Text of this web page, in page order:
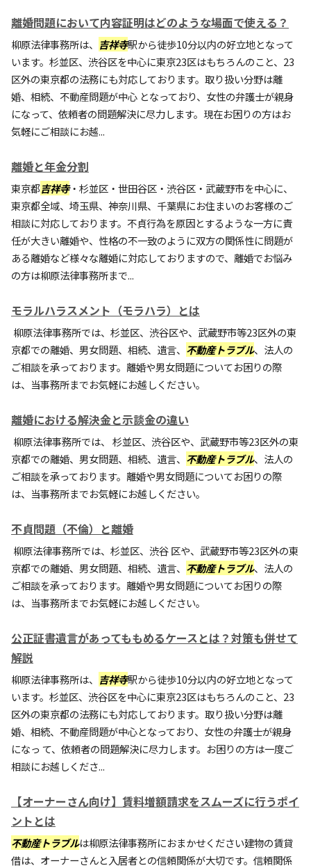
離婚問題において内容証明はどのような場面で使える？
柳原法律事務所は、 吉祥寺駅から徒歩10分以内の好立地となって
います。杉並区、渋谷区を中心に東京23区はもちろんのこと、23
区外の東京都の法務にも対応しております。取り扱い分野は離
婚、相続、不動産問題が中心 となっており、女性の弁護士が親身
になって、依頼者の問題解決に尽力します。現在お困りの方はお
気軽にご相談にお越...
離婚と年金分割
東京都吉祥寺・杉並区・世田谷区・渋谷区・武蔵野市を中心に、
東京都全域、埼玉県、神奈川県、千葉県にお住まいのお客様のご
相談に対応しております。不貞行為を原因とするような一方に責
任が大きい離婚や、性格の不一致のように双方の関係性に問題が
ある離婚など様々な離婚に対応しておりますので、離婚でお悩み
の方は柳原法律事務所まで...
モラルハラスメント（モラハラ）とは
柳原法律事務所では、杉並区、渋谷区や、武蔵野市等23区外の東
京都での離婚、男女問題、相続、遺言、 不動産トラブル、法人の
ご相談を承っております。離婚や男女問題についてお困りの際
は、当事務所までお気軽にお越しください。
離婚における解決金と示談金の違い
柳原法律事務所では、 杉並区、渋谷区や、武蔵野市等23区外の東
京都での離婚、男女問題、相続、遺言、 不動産トラブル、法人の
ご相談を承っております。離婚や男女問題についてお困りの際
は、当事務所までお気軽にお越しください。
不貞問題（不倫）と離婚
柳原法律事務所では、杉並区、渋谷 区や、武蔵野市等23区外の東
京都での離婚、男女問題、相続、遺言、 不動産トラブル、法人の
ご相談を承っております。離婚や男女問題についてお困りの際
は、当事務所までお気軽にお越しください。
公正証書遺言があってももめるケースとは？対策も併せて
解説
柳原法律事務所は、 吉祥寺駅から徒歩10分以内の好立地となって
います。杉並区、渋谷区を中心に東京23区はもちろんのこと、23
区外の東京都の法務にも対応しております。取り扱い分野は離
婚、相続、不動産問題が中心となっており、女性の弁護士が親身
になっ て、依頼者の問題解決に尽力します。お困りの方は一度ご
相談にお越しくださ...
【オーナーさん向け】賃料増額請求をスムーズに行うポイ
ントとは
不動産トラブルは柳原法律事務所におまかせください建物の賃貸
借は、オーナーさんと入居者との信頼関係が大切です。信頼関係